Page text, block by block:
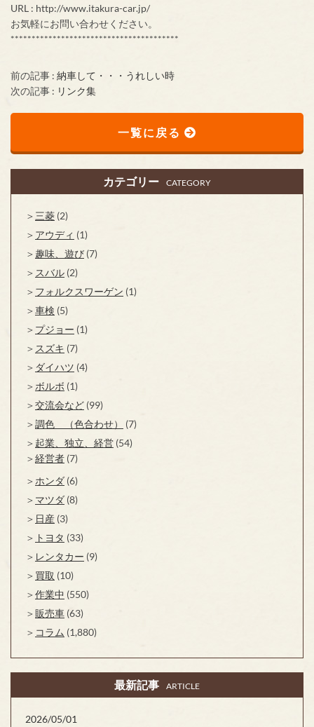
URL : http://www.itakura-car.jp/
お気軽にお問い合わせください。
****************************************
前の記事 : 納車して・・・うれしい時
次の記事 : リンク集
一覧に戻る
カテゴリー CATEGORY
三菱 (2)
アウディ (1)
趣味、遊び (7)
スバル (2)
フォルクスワーゲン (1)
車検 (5)
プジョー (1)
スズキ (7)
ダイハツ (4)
ボルボ (1)
交流会など (99)
調色 （色合わせ）
(7)
起業、独立、経営 (54)
経営者 (7)
ホンダ (6)
マツダ (8)
日産 (3)
トヨタ (33)
レンタカー (9)
買取 (10)
作業中 (550)
販売車 (63)
コラム (1,880)
最新記事 ARTICLE
2026/05/01